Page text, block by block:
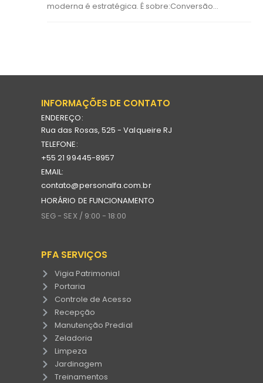
moderna é estratégica. É sobre:Conversão...
INFORMAÇÕES DE CONTATO
ENDEREÇO:
Rua das Rosas, 525 - Valqueire RJ
TELEFONE:
+55 21 99445-8957
EMAIL:
contato@personalfa.com.br
HORÁRIO DE FUNCIONAMENTO
SEG - SEX / 9:00 - 18:00
PFA SERVIÇOS
Vigia Patrimonial
Portaria
Controle de Acesso
Recepção
Manutenção Predial
Zeladoria
Limpeza
Jardinagem
Treinamentos